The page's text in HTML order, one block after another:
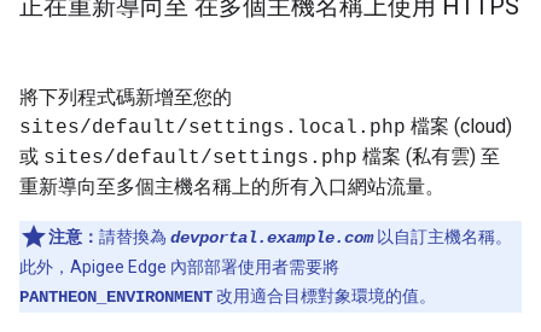
正在重新導向至 在多個主機名稱上使用 HTTPS
將下列程式碼新增至您的
sites/default/settings.local.php 檔案 (cloud)
或 sites/default/settings.php 檔案 (私有雲) 至
重新導向至多個主機名稱上的所有入口網站流量。
注意： 請替換為 devportal.example.com以自訂主機名稱。
此外，Apigee Edge 內部部署使用者需要將
PANTHEON_ENVIRONMENT改用適合目標對象環境的值。